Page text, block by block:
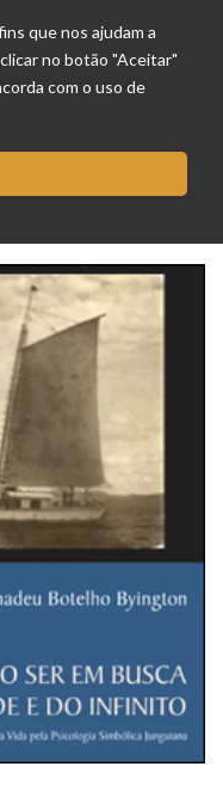
que nos ajudam a
no botão "Aceitar"
com o uso de